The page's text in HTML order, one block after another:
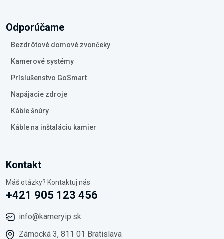
Odporúčame
Bezdrôtové domové zvončeky
Kamerové systémy
Príslušenstvo GoSmart
Napájacie zdroje
Káble šnúry
Káble na inštaláciu kamier
Kontakt
Máš otázky? Kontaktuj nás
+421 905 123 456
info@kameryip.sk
Zámocká 3, 811 01 Bratislava